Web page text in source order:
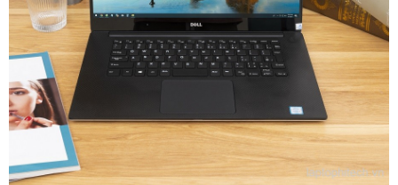
inch, có độ phân giải rất cao.
Phần thân máy chỉ đạt 1,67cm siêu mỏng và trọng
lượng chỉ khoảng 1,78kg và được thiết kế bởi lớp vỏ
nhôm bạc bền bỉ lại sang trọng và lịch lãm. Toàn bộ
khung máy được làm bằng chất liệu cao cấp và bọc
thêm một lớp cao su mỏng kết hợp với carbon bảo vệ